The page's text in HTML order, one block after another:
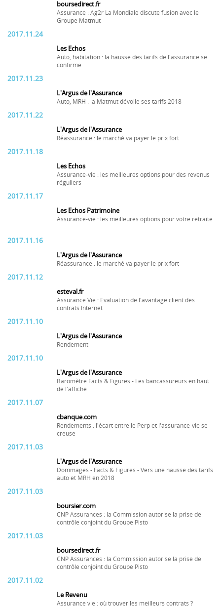
boursedirect.fr
Assurance : Ag2r La Mondiale discute fusion avec le
Groupe Matmut
2017.11.24
Les Echos
Auto, habitation : la hausse des tarifs de l'assurance se
confirme
2017.11.23
L'Argus de l'Assurance
Auto, MRH : la Matmut dévoile ses tarifs 2018
2017.11.22
L'Argus de l'Assurance
Réassurance : le marché va payer le prix fort
2017.11.18
Les Echos
Assurance-vie : les meilleures options pour des revenus
réguliers
2017.11.17
Les Echos Patrimoine
Assurance-vie : les meilleures options pour votre retraite
2017.11.16
L'Argus de l'Assurance
Réassurance : le marché va payer le prix fort
2017.11.12
esteval.fr
Assurance Vie : Evaluation de l'avantage client des
contrats Internet
2017.11.10
L'Argus de l'Assurance
Rendement
2017.11.10
L'Argus de l'Assurance
Baromètre Facts & Figures - Les bancassureurs en haut
de l'affiche
2017.11.07
cbanque.com
Rendements : l'écart entre le Perp et l'assurance-vie se
creuse
2017.11.03
L'Argus de l'Assurance
Dommages - Facts & Figures - Vers une hausse des tarifs
auto et MRH en 2018
2017.11.03
boursier.com
CNP Assurances : la Commission autorise la prise de
contrôle conjoint du Groupe Pisto
2017.11.03
boursedirect.fr
CNP Assurances : la Commission autorise la prise de
contrôle conjoint du Groupe Pisto
2017.11.02
Le Revenu
Assurance vie : où trouver les meilleurs contrats ?